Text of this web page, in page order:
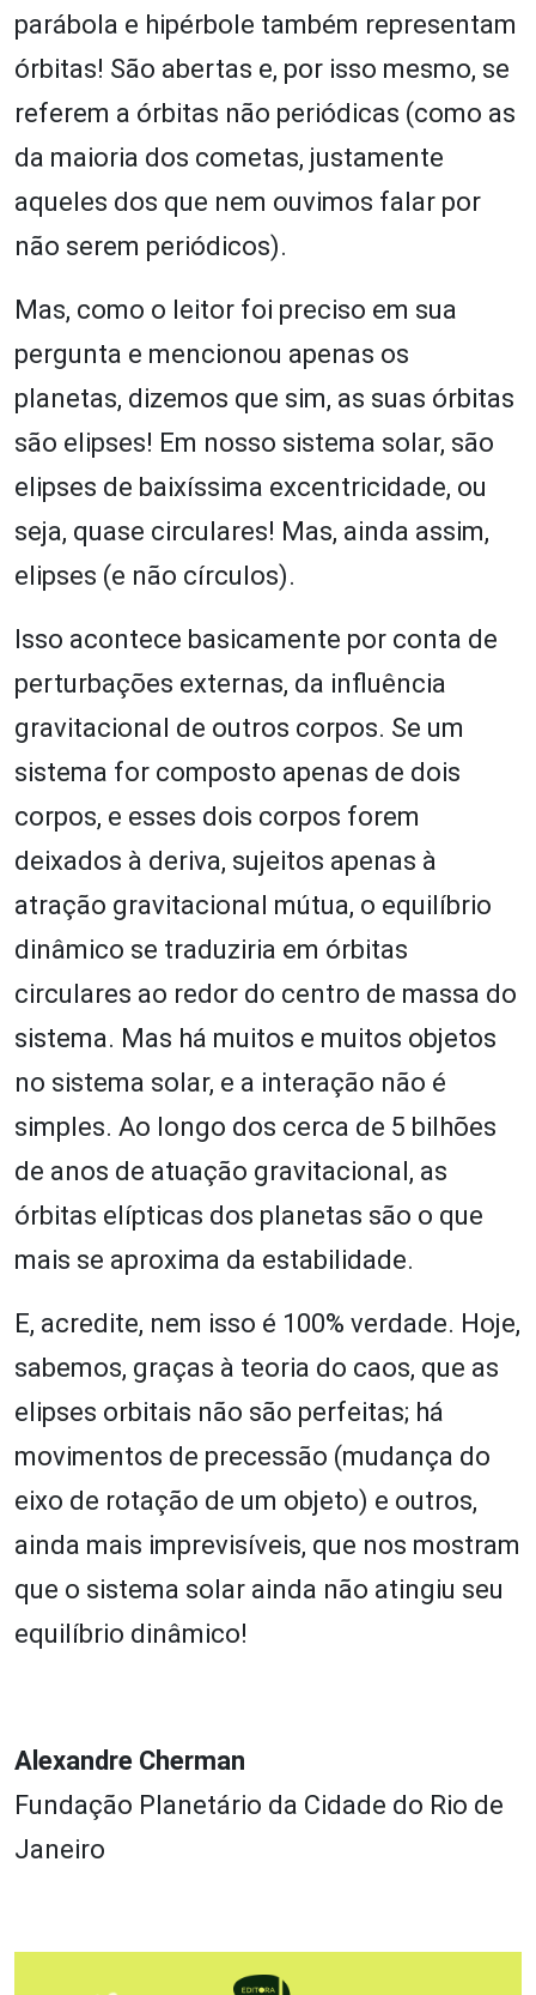
parábola e hipérbole também representam
órbitas! São abertas e, por isso mesmo, se
referem a órbitas não periódicas (como as
da maioria dos cometas, justamente
aqueles dos que nem ouvimos falar por
não serem periódicos).
Mas, como o leitor foi preciso em sua
pergunta e mencionou apenas os
planetas, dizemos que sim, as suas órbitas
são elipses! Em nosso sistema solar, são
elipses de baixíssima excentricidade, ou
seja, quase circulares! Mas, ainda assim,
elipses (e não círculos).
Isso acontece basicamente por conta de
perturbações externas, da influência
gravitacional de outros corpos. Se um
sistema for composto apenas de dois
corpos, e esses dois corpos forem
deixados à deriva, sujeitos apenas à
atração gravitacional mútua, o equilíbrio
dinâmico se traduziria em órbitas
circulares ao redor do centro de massa do
sistema. Mas há muitos e muitos objetos
no sistema solar, e a interação não é
simples. Ao longo dos cerca de 5 bilhões
de anos de atuação gravitacional, as
órbitas elípticas dos planetas são o que
mais se aproxima da estabilidade.
E, acredite, nem isso é 100% verdade. Hoje,
sabemos, graças à teoria do caos, que as
elipses orbitais não são perfeitas; há
movimentos de precessão (mudança do
eixo de rotação de um objeto) e outros,
ainda mais imprevisíveis, que nos mostram
que o sistema solar ainda não atingiu seu
equilíbrio dinâmico!
Alexandre Cherman
Fundação Planetário da Cidade do Rio de
Janeiro